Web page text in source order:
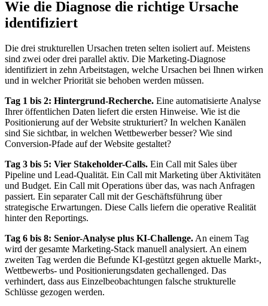
Wie die Diagnose die richtige Ursache
identifiziert
Die drei strukturellen Ursachen treten selten isoliert auf. Meistens
sind zwei oder drei parallel aktiv. Die Marketing-Diagnose
identifiziert in zehn Arbeitstagen, welche Ursachen bei Ihnen wirken
und in welcher Priorität sie behoben werden müssen.
Tag 1 bis 2: Hintergrund-Recherche. Eine automatisierte Analyse
Ihrer öffentlichen Daten liefert die ersten Hinweise. Wie ist die
Positionierung auf der Website strukturiert? In welchen Kanälen
sind Sie sichtbar, in welchen Wettbewerber besser? Wie sind
Conversion-Pfade auf der Website gestaltet?
Tag 3 bis 5: Vier Stakeholder-Calls. Ein Call mit Sales über
Pipeline und Lead-Qualität. Ein Call mit Marketing über Aktivitäten
und Budget. Ein Call mit Operations über das, was nach Anfragen
passiert. Ein separater Call mit der Geschäftsführung über
strategische Erwartungen. Diese Calls liefern die operative Realität
hinter den Reportings.
Tag 6 bis 8: Senior-Analyse plus KI-Challenge. An einem Tag
wird der gesamte Marketing-Stack manuell analysiert. An einem
zweiten Tag werden die Befunde KI-gestützt gegen aktuelle Markt-,
Wettbewerbs- und Positionierungsdaten gechallenged. Das
verhindert, dass aus Einzelbeobachtungen falsche strukturelle
Schlüsse gezogen werden.